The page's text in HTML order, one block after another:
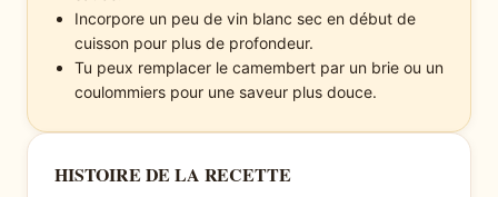
Incorpore un peu de vin blanc sec en début de
cuisson pour plus de profondeur.
Tu peux remplacer le camembert par un brie ou un
coulommiers pour une saveur plus douce.
HISTOIRE DE LA RECETTE